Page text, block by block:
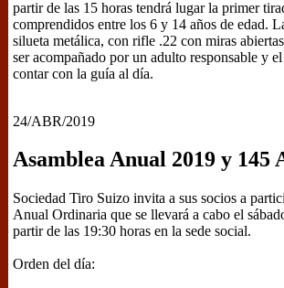
partir de las 15 horas tendrá lugar la primer
comprendidos entre los 6 y 14 años de edad.
silueta metálica, con rifle .22 con miras
ser acompañado por un adulto responsable y
contar con la guía al día.
24/ABR/2019
Asamblea Anual 2019 y 145
Sociedad Tiro Suizo invita a sus socios a
Anual Ordinaria que se llevará a cabo el
partir de las 19:30 horas en la sede social.
Orden del día: